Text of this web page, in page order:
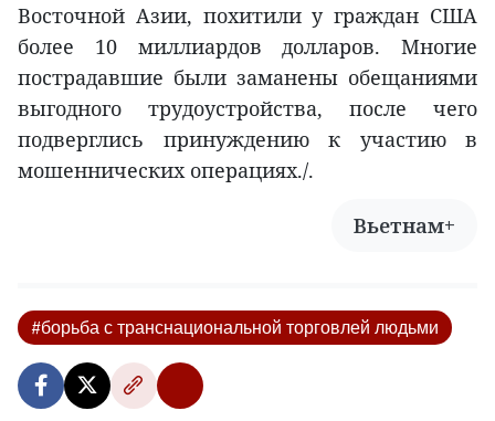
Восточной Азии, похитили у граждан США
более 10 миллиардов долларов. Многие
пострадавшие были заманены обещаниями
выгодного трудоустройства, после чего
подверглись принуждению к участию в
мошеннических операциях./.
Вьетнам+
#борьба с транснациональной торговлей людьми